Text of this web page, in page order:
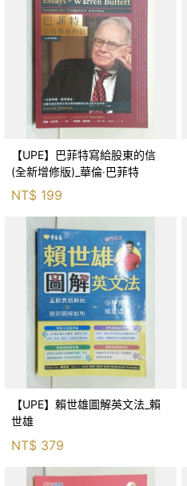
【UPE】巴菲特寫給股東的信
(全新增修版)_華倫‧巴菲特
NT$ 199
【UPE】賴世雄圖解英文法_賴
世雄
NT$ 379